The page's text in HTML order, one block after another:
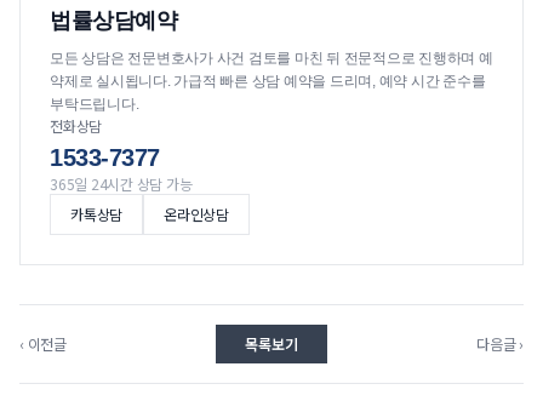
법률상담예약
모든 상담은 전문변호사가 사건 검토를 마친 뒤 전문적으로 진행하며 예
약제로 실시됩니다. 가급적 빠른 상담 예약을 드리며, 예약 시간 준수를
부탁드립니다.
전화상담
1533-7377
365일 24시간 상담 가능
카톡상담
온라인상담
‹ 이전글 목록보기 다음글 ›